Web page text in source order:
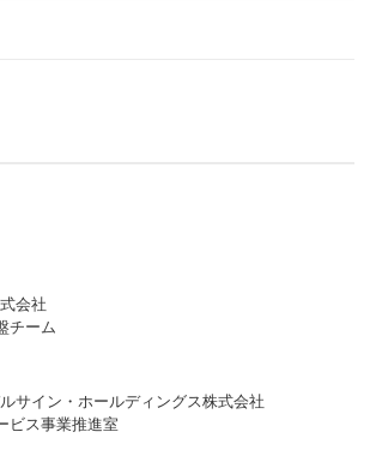
会社
チーム
サイン・ホールディングス株式会社
ビス事業推進室